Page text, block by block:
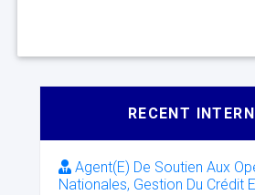
RECENT
Agent(E) De Soutien Aux
Nationales, Gestion Du Crédit